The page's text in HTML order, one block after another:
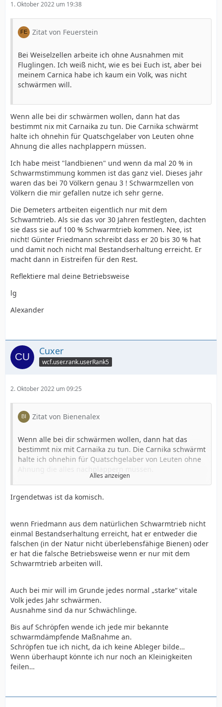
1. Oktober 2022 um 19:38
Zitat von Feuerstein
Bei Weiselzellen arbeite ich ohne Ausnahmen mit
Fluglingen. Ich weiß nicht, wie es bei Euch ist, aber bei
meinem Carnica habe ich kaum ein Volk, was nicht
schwärmen will.
Wenn alle bei dir schwärmen wollen, dann hat das
bestimmt nix mit Carnaika zu tun. Die Carnika schwärmt
halte ich ohnehin für Quatschgelaber von Leuten ohne
Ahnung die alles nachplappern müssen.
Ich habe meist "landbienen" und wenn da mal 20 % in
Schwarmstimmung kommen ist das ganz viel. Dieses jahr
waren das bei 70 Völkern genau 3 ! Schwarmzellen von
Völkern die mir gefallen nutze ich sehr gerne.
Die Demeters artbeiten eigentlich nur mit dem
Schwamtrieb. Als sie das vor 30 Jahren festlegten, dachten
sie dass sie auf 100 % Schwarmtrieb kommen. Nee, ist
nicht! Günter Friedmann schreibt dass er 20 bis 30 % hat
und damit noch nicht mal Bestandserhaltung erreicht. Er
macht dann in Eistreifen für den Rest.
Reflektiere mal deine Betriebsweise
lg
Alexander
Cuxer
wcf.user.rank.userRank5
2. Oktober 2022 um 09:25
Zitat von Bienenalex
Wenn alle bei dir schwärmen wollen, dann hat das
bestimmt nix mit Carnaika zu tun. Die Carnika schwärmt
halte ich ohnehin für Quatschgelaber von Leuten ohne
Ich habe meist "landbienen" und wenn da mal 20 % in
Schwarmstimmung kommen ist das ganz viel. Dieses
von Völkern die mir gefallen nutze ich sehr gerne.
Die Demeters artbeiten eigentlich nur mit dem
Schwamtrieb. Als sie das vor 30 Jahren festlegten,
dachten sie dass sie auf 100 % Schwarmtrieb kommen.
30 % hat und damit noch nicht mal Bestandserhaltung
erreicht. Er macht dann in Eistreifen für den Rest.
Reflektiere mal deine Betriebsweise
lg
Alexander
Alles anzeigen
Irgendetwas ist da komisch.
wenn Friedmann aus dem natürlichen Schwarmtrieb nicht
einmal Bestandserhaltung erreicht, hat er entweder die
falschen (in der Natur nicht überlebensfähige Bienen) oder
er hat die falsche Betriebsweise wenn er nur mit dem
Schwarmtrieb arbeiten will.
Auch bei mir will im Grunde jedes normal „starke“ vitale
Volk jedes Jahr schwärmen.
Ausnahme sind da nur Schwächlinge.
Bis auf Schröpfen wende ich jede mir bekannte
schwarmdämpfende Maßnahme an.
Schröpfen tue ich nicht, da ich keine Ableger bilde…
Wenn überhaupt könnte ich nur noch an Kleinigkeiten
feilen…